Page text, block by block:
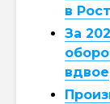
в
За
вдвое